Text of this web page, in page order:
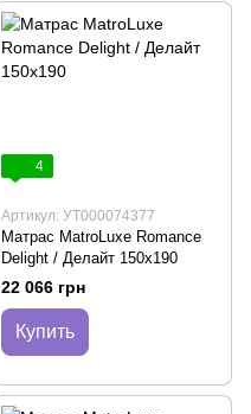
4
Артикул: УТ000074377
Матрас MatroLuxe Romance
Delight / Делайт 150х190
22 066 грн
Купить